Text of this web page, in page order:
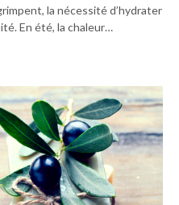
la nécessité d’hydrater
En été, la chaleur…